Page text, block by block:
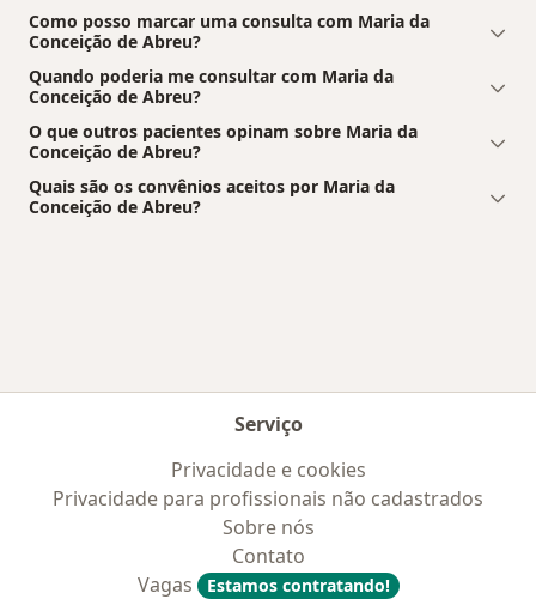
Como posso marcar uma consulta com Maria da
Conceição de Abreu?
Quando poderia me consultar com Maria da
Conceição de Abreu?
O que outros pacientes opinam sobre Maria da
Conceição de Abreu?
Quais são os convênios aceitos por Maria da
Conceição de Abreu?
Serviço
Privacidade e cookies
Privacidade para profissionais não cadastrados
Sobre nós
Contato
Vagas
Estamos contratando!